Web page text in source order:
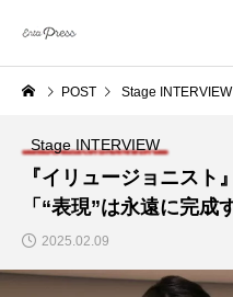
POST Stage INTERVIEW
Stage INTERVIEW
『イリュージョニスト
「“表現”は永遠に完成
2025.02.09